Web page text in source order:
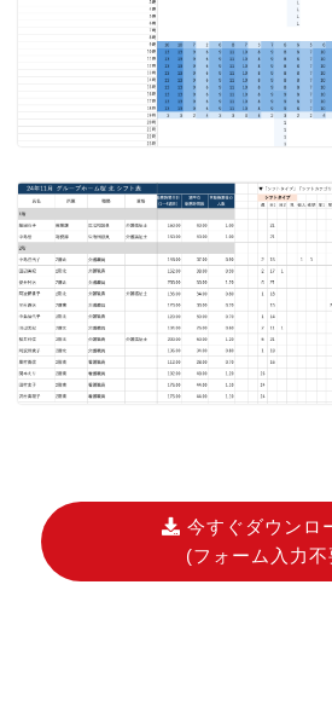
今すぐダウンロ
(フォーム入力不